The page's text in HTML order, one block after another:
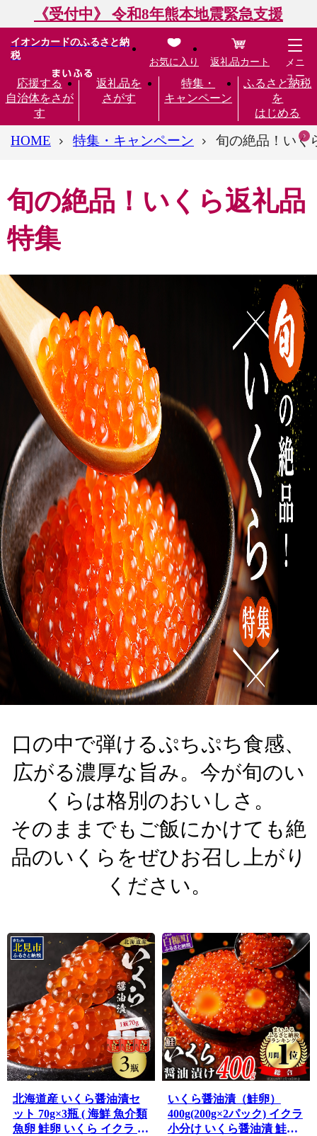
《受付中》 令和8年熊本地震緊急支援
イオンカードのふるさと納
税
応援する
自治体をさが
す
返礼品を
さがす
特集・
キャンペーン
ふるさと納税
を
はじめる
お気に入り 返礼品カート
メニ
ュー
HOME 特集・キャンペーン 旬の絶品！いく
旬の絶品！いくら返礼品
特集
口の中で弾けるぷちぷち食感、
広がる濃厚な旨み。今が旬のい
くらは格別のおいしさ。
そのままでもご飯にかけても絶
品のいくらをぜひお召し上がり
ください。
北海道産 いくら醤油漬セ
ット 70g×3瓶 ( 海鮮 魚介類
魚卵 鮭卵 いくら イクラ 醤
いくら醤油漬（鮭卵）
400g(200g×2パック) イクラ
小分け いくら醤油漬 鮭い